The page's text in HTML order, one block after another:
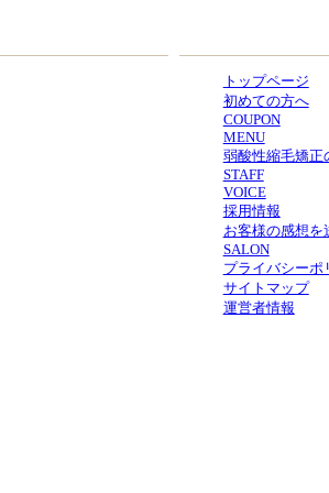
トップページ
初めての方へ
COUPON
MENU
弱酸性縮毛矯正
STAFF
VOICE
採用情報
お客様の感想を
SALON
プライバシーポ
サイトマップ
運営者情報